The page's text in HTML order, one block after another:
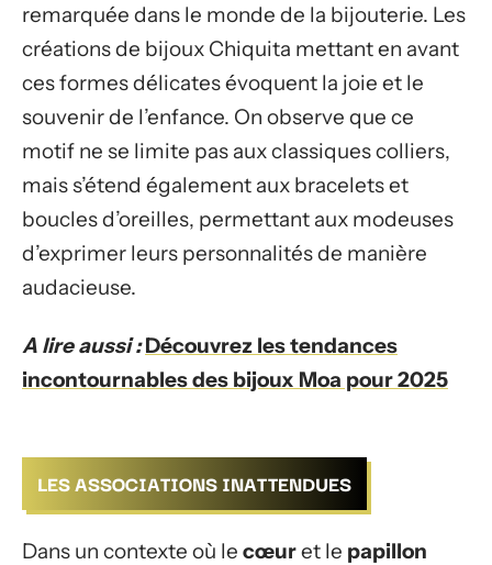
remarquée dans le monde de la bijouterie. Les
créations de bijoux Chiquita mettant en avant
ces formes délicates évoquent la joie et le
souvenir de l’enfance. On observe que ce
motif ne se limite pas aux classiques colliers,
mais s’étend également aux bracelets et
boucles d’oreilles, permettant aux modeuses
d’exprimer leurs personnalités de manière
audacieuse.
A lire aussi : Découvrez les tendances
incontournables des bijoux Moa pour 2025
LES ASSOCIATIONS INATTENDUES
Dans un contexte où le cœuret le papillon